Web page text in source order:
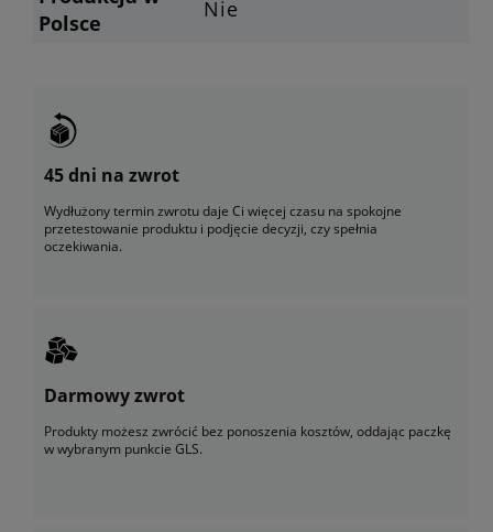
Polsce
Nie
45 dni na zwrot
Wydłużony termin zwrotu daje Ci więcej czasu na spokojne
przetestowanie produktu i podjęcie decyzji, czy spełnia
oczekiwania.
Darmowy zwrot
Produkty możesz zwrócić bez ponoszenia kosztów, oddając paczkę
w wybranym punkcie GLS.